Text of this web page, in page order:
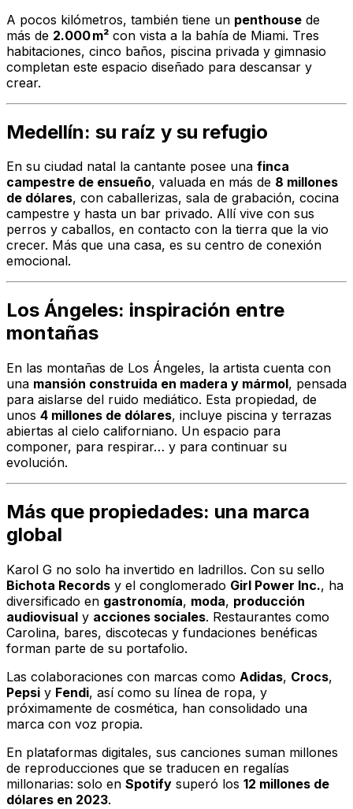
A pocos kilómetros, también tiene un penthouse de
más de 2.000 m² con vista a la bahía de Miami. Tres
habitaciones, cinco baños, piscina privada y gimnasio
completan este espacio diseñado para descansar y
crear.
Medellín: su raíz y su refugio
En su ciudad natal la cantante posee una finca
campestre de ensueño, valuada en más de 8 millones
de dólares, con caballerizas, sala de grabación, cocina
campestre y hasta un bar privado. Allí vive con sus
perros y caballos, en contacto con la tierra que la vio
crecer. Más que una casa, es su centro de conexión
emocional.
Los Ángeles: inspiración entre
montañas
En las montañas de Los Ángeles, la artista cuenta con
una mansión construida en madera y mármol, pensada
para aislarse del ruido mediático. Esta propiedad, de
unos 4 millones de dólares, incluye piscina y terrazas
abiertas al cielo californiano. Un espacio para
componer, para respirar… y para continuar su
evolución.
Más que propiedades: una marca
global
Karol G no solo ha invertido en ladrillos. Con su sello
Bichota Records y el conglomerado Girl Power Inc., ha
diversificado en gastronomía, moda, producción
audiovisual y acciones sociales. Restaurantes como
Carolina, bares, discotecas y fundaciones benéficas
forman parte de su portafolio.
Las colaboraciones con marcas como Adidas, Crocs,
Pepsi y Fendi, así como su línea de ropa, y
próximamente de cosmética, han consolidado una
marca con voz propia.
En plataformas digitales, sus canciones suman millones
de reproducciones que se traducen en regalías
millonarias: solo en Spotify superó los 12 millones de
dólares en 2023.